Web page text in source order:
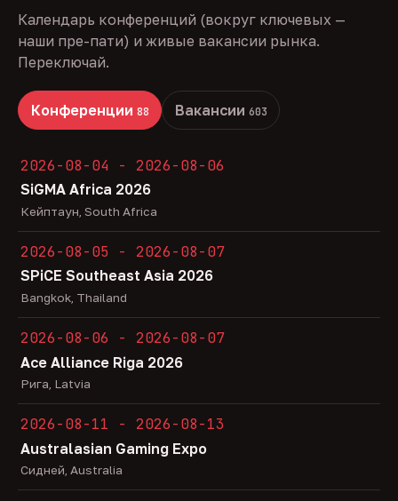
Календарь конференций (вокруг ключевых —
наши пре-пати) и живые вакансии рынка.
Переключай.
Конференции 88 Вакансии 603
2026-08-04 - 2026-08-06
SiGMA Africa 2026
Кейптаун, South Africa
2026-08-05 - 2026-08-07
SPiCE Southeast Asia 2026
Bangkok, Thailand
2026-08-06 - 2026-08-07
Ace Alliance Riga 2026
Рига, Latvia
2026-08-11 - 2026-08-13
Australasian Gaming Expo
Сидней, Australia